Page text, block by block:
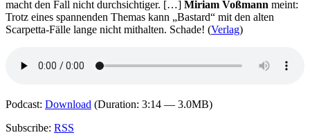
macht den Fall nicht durchsichtiger. […] Miriam Voßmann meint:
Trotz eines spannenden Themas kann „Bastard“ mit den alten
Scarpetta-Fälle lange nicht mithalten. Schade! (Verlag)
Podcast: Download (Duration: 3:14 — 3.0MB)
Subscribe: RSS